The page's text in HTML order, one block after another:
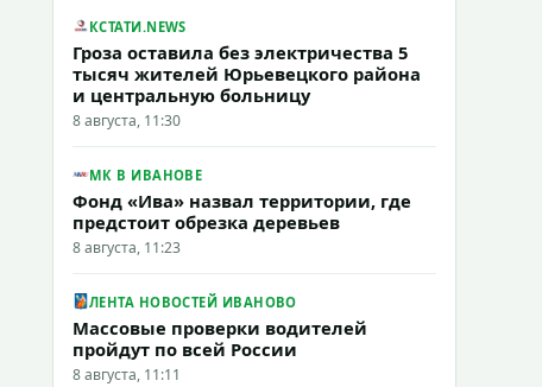
КСТАТИ.NEWS
Гроза оставила без электричества 5
тысяч жителей Юрьевецкого района
и центральную больницу
8 августа, 11:30
МК В ИВАНОВЕ
Фонд «Ива» назвал территории, где
предстоит обрезка деревьев
8 августа, 11:23
ЛЕНТА НОВОСТЕЙ ИВАНОВО
Массовые проверки водителей
пройдут по всей России
8 августа, 11:11